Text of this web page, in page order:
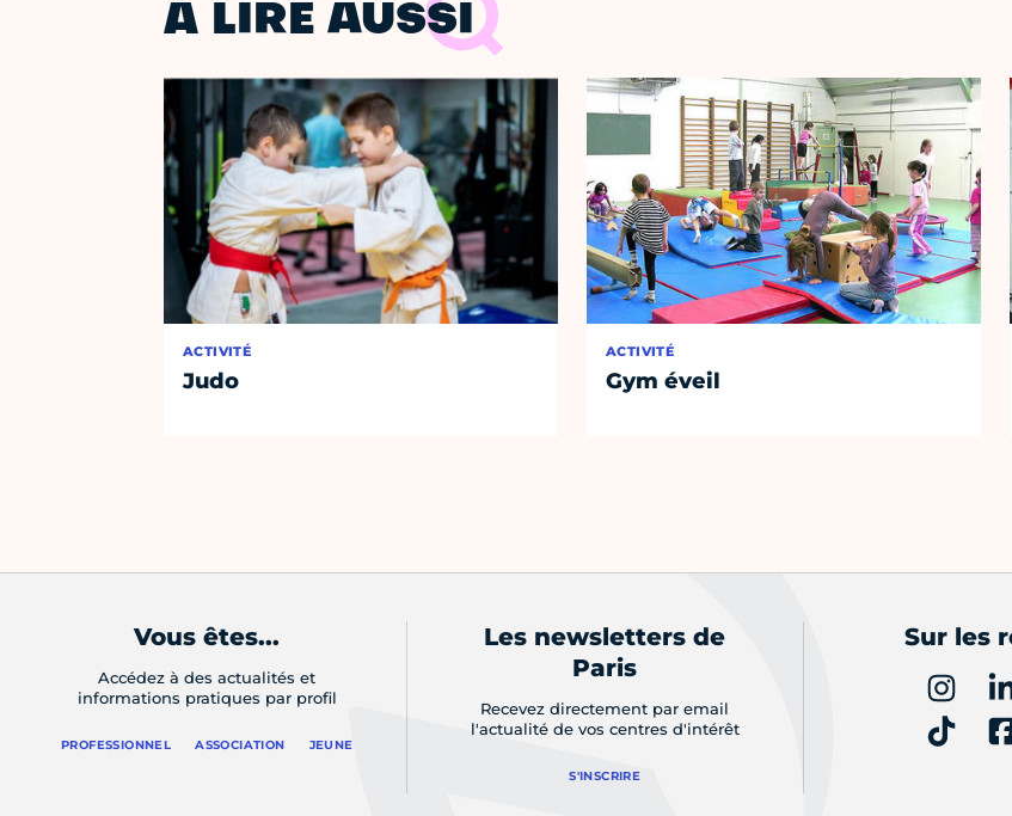
À LIRE AUSSI
ACTIVITÉ
Judo
ACTIVITÉ
Gym éveil
Vous êtes...
Accédez à des actualités et
informations pratiques par profil
PROFESSIONNEL ASSOCIATION JEUNE
Les newsletters de
Paris
Recevez directement par email
l'actualité de vos centres d'intérêt
S'INSCRIRE
Sur les